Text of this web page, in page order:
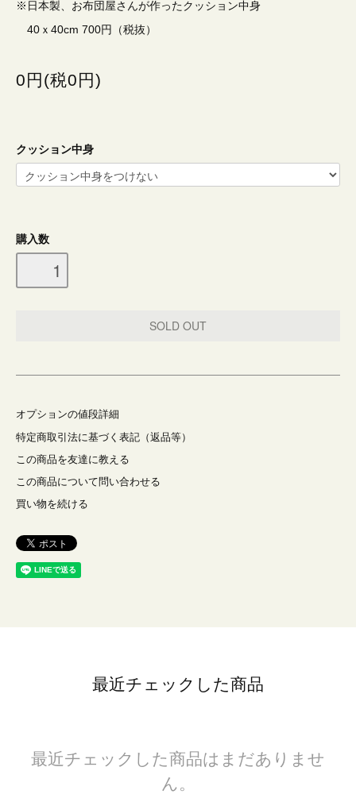
※日本製、お布団屋さんが作ったクッション中身
40ｘ40cm 700円（税抜）
0円(税0円)
クッション中身
購入数
オプションの値段詳細
特定商取引法に基づく表記（返品等）
この商品を友達に教える
この商品について問い合わせる
買い物を続ける
最近チェックした商品
最近チェックした商品はまだありませ
ん。